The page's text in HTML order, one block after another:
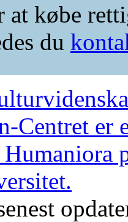
at købe
du